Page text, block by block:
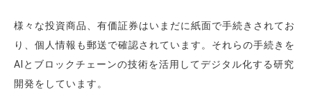
様々な投資商品、有価証券はいまだに紙面で手続きされてお
り、個人情報も郵送で確認されています。それらの手続きを
AIとブロックチェーンの技術を活用してデジタル化する研究
開発をしています。